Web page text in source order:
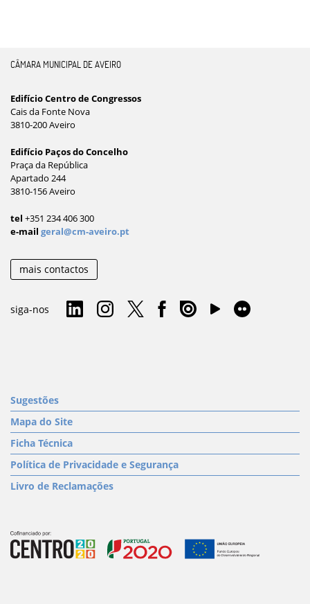
CÂMARA MUNICIPAL DE AVEIRO
Edifício Centro de Congressos
Cais da Fonte Nova
3810-200 Aveiro
Edifício Paços do Concelho
Praça da República
Apartado 244
3810-156 Aveiro
tel +351 234 406 300
e-mail geral@cm-aveiro.pt
mais contactos
siga-nos
Sugestões
Mapa do Site
Ficha Técnica
Política de Privacidade e Segurança
Livro de Reclamações